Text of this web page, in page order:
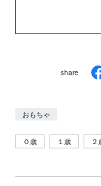
のお子さんが
share
おもちゃ
０歳 １歳 ２